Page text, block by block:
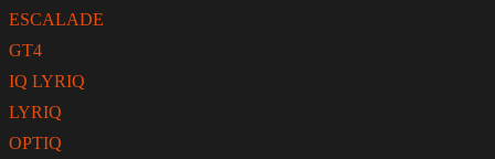
ESCALADE
GT4
IQ LYRIQ
LYRIQ
OPTIQ